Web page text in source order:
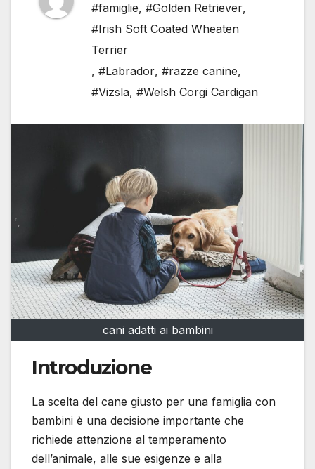
#famiglie, #Golden Retriever,
#Irish Soft Coated Wheaten
Terrier
, #Labrador, #razze canine,
#Vizsla, #Welsh Corgi Cardigan
cani adatti ai bambini
Introduzione
La scelta del cane giusto per una famiglia con
bambini è una decisione importante che
richiede attenzione al temperamento
dell’animale, alle sue esigenze e alla